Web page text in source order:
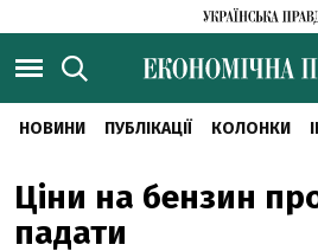
НОВИНИ ПУБЛІКАЦІЇ КОЛОНКИ
Ціни на бензин
падати